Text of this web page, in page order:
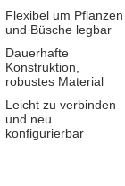
Flexibel um Pflanzen
und Büsche legbar
Dauerhafte
Konstruktion,
robustes Material
Leicht zu verbinden
und neu
konfigurierbar